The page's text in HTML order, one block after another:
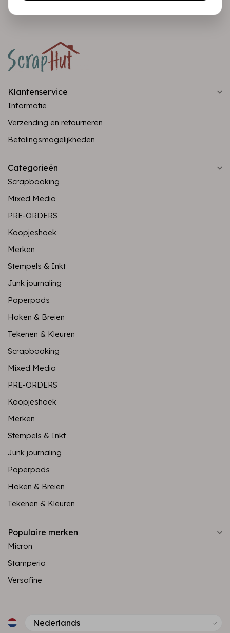
Klantenservice
Informatie
Verzending en retourneren
Betalingsmogelijkheden
Categorieën
Scrapbooking
Mixed Media
PRE-ORDERS
Koopjeshoek
Merken
Stempels & Inkt
Junk journaling
Paperpads
Haken & Breien
Tekenen & Kleuren
Scrapbooking
Mixed Media
PRE-ORDERS
Koopjeshoek
Merken
Stempels & Inkt
Junk journaling
Paperpads
Haken & Breien
Tekenen & Kleuren
Populaire merken
Micron
Stamperia
Versafine